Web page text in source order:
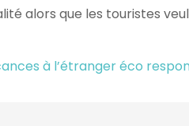
alors que les touristes
à l’étranger éco